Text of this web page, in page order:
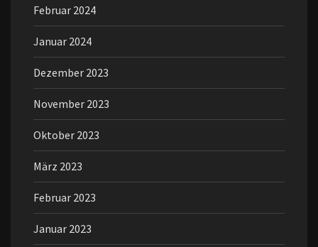
Februar 2024
Januar 2024
Dezember 2023
November 2023
Oktober 2023
März 2023
Februar 2023
Januar 2023